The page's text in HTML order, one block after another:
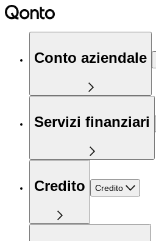
Conto aziendale
Servizi finanziari
Credito Credito